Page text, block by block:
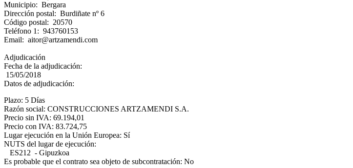
Municipio: Bergara
Dirección postal: Burdiñate nº 6
Código postal: 20570
Teléfono 1: 943760153
Email: aitor@artzamendi.com
Adjudicación
Fecha de la adjudicación:
15/05/2018
Datos de adjudicación:
Plazo: 5 Días
Razón social: CONSTRUCCIONES ARTZAMENDI S.A.
Precio sin IVA: 69.194,01
Precio con IVA: 83.724,75
Lugar ejecución en la Unión Europea: Sí
NUTS del lugar de ejecución:
ES212 - Gipuzkoa
Es probable que el contrato sea objeto de subcontratación: No